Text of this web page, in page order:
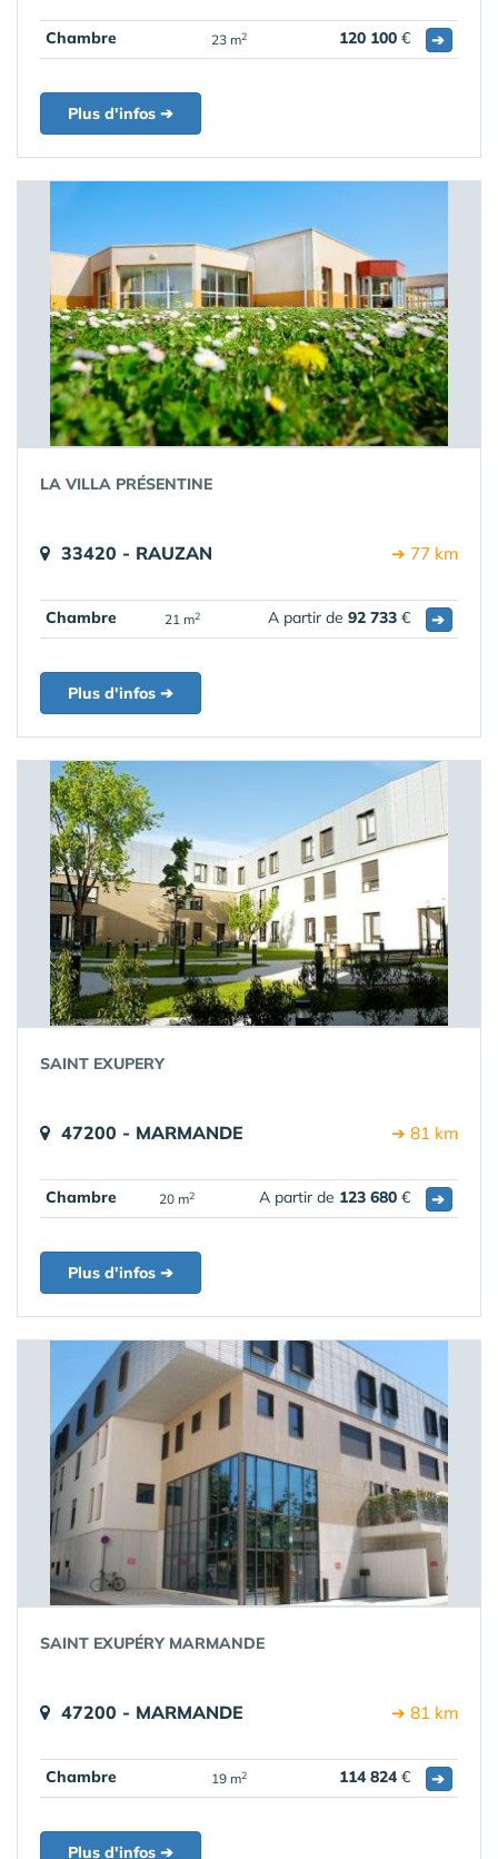
Chambre 23 m2 120 100 € ➔
Plus d'infos ➔
LA VILLA PRÉSENTINE
33420 - RAUZAN ➔ 77 km
Chambre 21 m2 A partir de 92 733 € ➔
Plus d'infos ➔
SAINT EXUPERY
47200 - MARMANDE ➔ 81 km
Chambre 20 m2 A partir de 123 680 € ➔
Plus d'infos ➔
SAINT EXUPÉRY MARMANDE
47200 - MARMANDE ➔ 81 km
Chambre 19 m2 114 824€ ➔
Plus d'infos ➔